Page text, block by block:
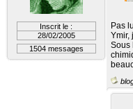
Inscrit le :
28/02/2005
1504 messages
Pas
Ymir,
Sous